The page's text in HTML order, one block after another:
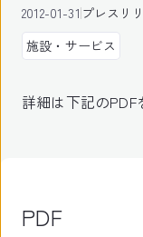
2012-01-31プレスリ
施設・サービス
詳細は下記のPDF
PDF